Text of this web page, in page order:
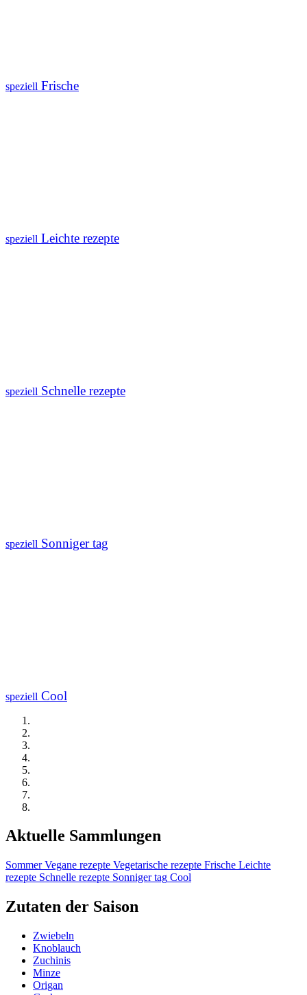
speziell Frische
speziell Leichte rezepte
speziell Schnelle rezepte
speziell Sonniger tag
speziell Cool
Aktuelle Sammlungen
Sommer Vegane rezepte Vegetarische rezepte Frische Leichte
rezepte Schnelle rezepte Sonniger tag Cool
Zutaten der Saison
Zwiebeln
Knoblauch
Zuchinis
Minze
Origan